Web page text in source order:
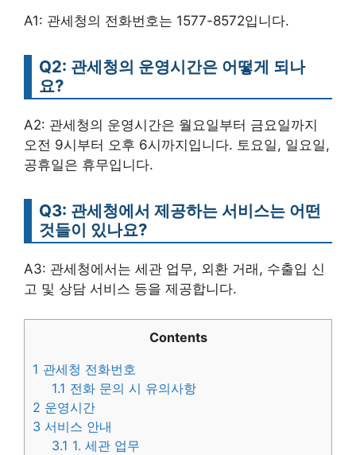
A1: 관세청의 전화번호는 1577-8572입니다.
Q2: 관세청의 운영시간은 어떻게 되나
요?
A2: 관세청의 운영시간은 월요일부터 금요일까지
오전 9시부터 오후 6시까지입니다. 토요일, 일요일,
공휴일은 휴무입니다.
Q3: 관세청에서 제공하는 서비스는 어떤
것들이 있나요?
A3: 관세청에서는 세관 업무, 외환 거래, 수출입 신
고 및 상담 서비스 등을 제공합니다.
Contents
1 관세청 전화번호
1.1 전화 문의 시 유의사항
2 운영시간
3 서비스 안내
3.1 1. 세관 업무